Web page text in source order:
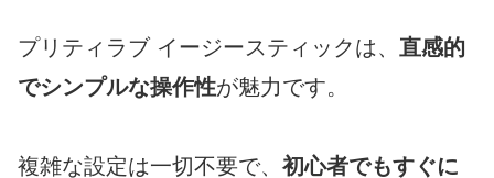
プリティラブ イージースティックは、 直感的
でシンプルな操作性が魅力です。
複雑な設定は一切不要で、 初心者でもすぐに